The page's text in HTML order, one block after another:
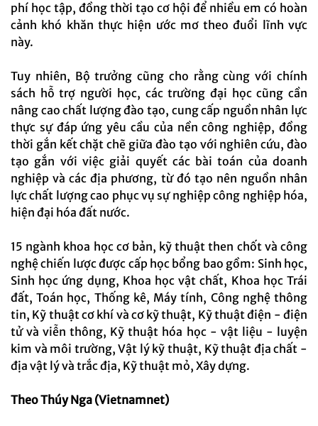
phí học tập, đồng thời tạo cơ hội để nhiều em có hoàn
cảnh khó khăn thực hiện ước mơ theo đuổi lĩnh vực
này.
Tuy nhiên, Bộ trưởng cũng cho rằng cùng với chính
sách hỗ trợ người học, các trường đại học cũng cần
nâng cao chất lượng đào tạo, cung cấp nguồn nhân lực
thực sự đáp ứng yêu cầu của nền công nghiệp, đồng
thời gắn kết chặt chẽ giữa đào tạo với nghiên cứu, đào
tạo gắn với việc giải quyết các bài toán của doanh
nghiệp và các địa phương, từ đó tạo nên nguồn nhân
lực chất lượng cao phục vụ sự nghiệp công nghiệp hóa,
hiện đại hóa đất nước.
15 ngành khoa học cơ bản, kỹ thuật then chốt và công
nghệ chiến lược được cấp học bổng bao gồm: Sinh học,
Sinh học ứng dụng, Khoa học vật chất, Khoa học Trái
đất, Toán học, Thống kê, Máy tính, Công nghệ thông
tin, Kỹ thuật cơ khí và cơ kỹ thuật, Kỹ thuật điện - điện
tử và viễn thông, Kỹ thuật hóa học - vật liệu - luyện
kim và môi trường, Vật lý kỹ thuật, Kỹ thuật địa chất -
địa vật lý và trắc địa, Kỹ thuật mỏ, Xây dựng.
Theo Thúy Nga (Vietnamnet)